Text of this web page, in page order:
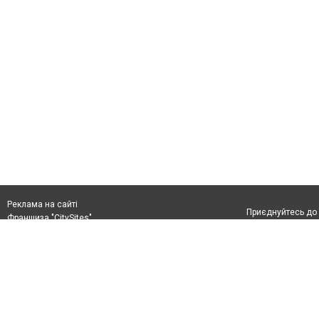
Реклама на сайті
Франшиза "CitySites"
Приєднуйтесь до